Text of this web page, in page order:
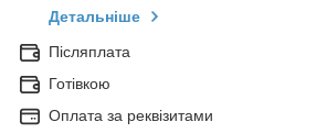
Детальніше
Післяплата
Готівкою
Оплата за реквізитами